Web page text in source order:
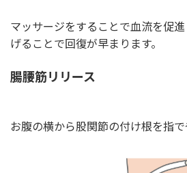
マッサージをすることで血流を促
げることで回復が早まります。
腸腰筋リリース
お腹の横から股関節の付け根を指